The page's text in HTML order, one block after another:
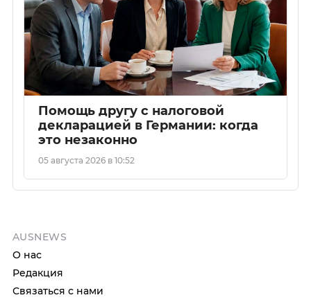
Помощь другу с налоговой
декларацией в Германии: когда
это незаконно
05 августа 2026 в 10:52
AUSNEWS
О нас
Редакция
Связаться с нами